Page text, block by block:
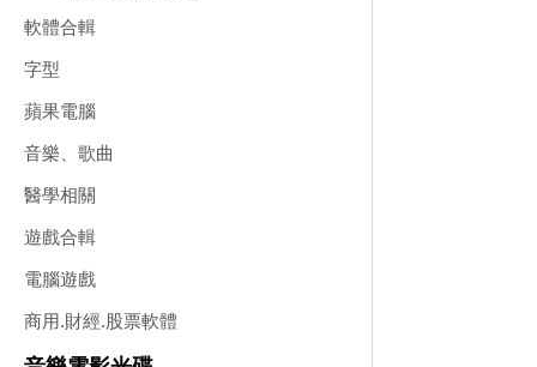
軟體合輯
字型
蘋果電腦
音樂、歌曲
醫學相關
遊戲合輯
電腦遊戲
商用.財經.股票軟體